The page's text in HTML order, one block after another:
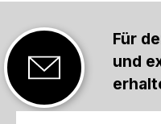
Für
und